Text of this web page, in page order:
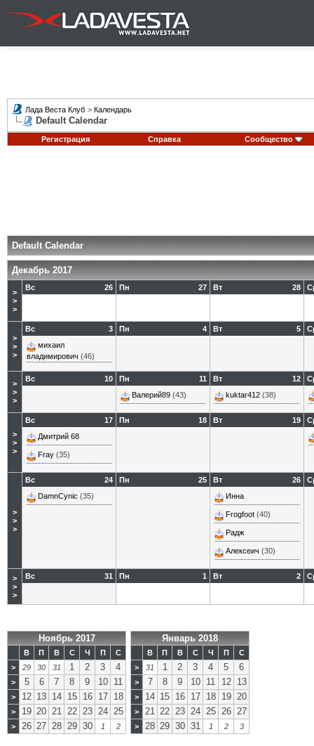
Лада Веста Клуб > Календарь
Default Calendar
Регистрация Справка Сообщество
Default Calendar
Декабрь 2017
>
>
>
26
Вс 27
Пн 28
Вт
>
>
>
3
Вс
михаил
владимирович (46)
4
Пн 5
Вт
>
>
>
10
Вс 11
Пн
Валерий89 (43)
12
Вт
kuktar412 (38)
>
>
>
17
Вс
Дмитрий 68
Fray (35)
18
Пн 19
Вт
>
>
>
24
Вс
DamnCynic (35)
25
Пн 26
Вт
Инна
Frogfoot (40)
Радж
Алексеич (30)
>
>
>
31
Вс 1
Пн 2
Вт
Ноябрь 2017
В П В С Ч П
С
>
29 30 31 1 2 3 4
> 5 6 7 8 9 10 11
> 12 13 14 15 16 17 18
> 19 20 21 22 23 24 25
> 26 27 28 29 30 1 2
Январь 2018
В П В С Ч П
С
>
31 1 2 3 4 5 6
> 7 8 9 10 11 12 13
> 14 15 16 17 18 19 20
> 21 22 23 24 25 26 27
> 28 29 30 31 1 2 3